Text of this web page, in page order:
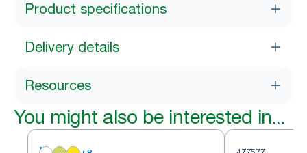
Product specifications
Delivery details
Resources
You might also be interested in...